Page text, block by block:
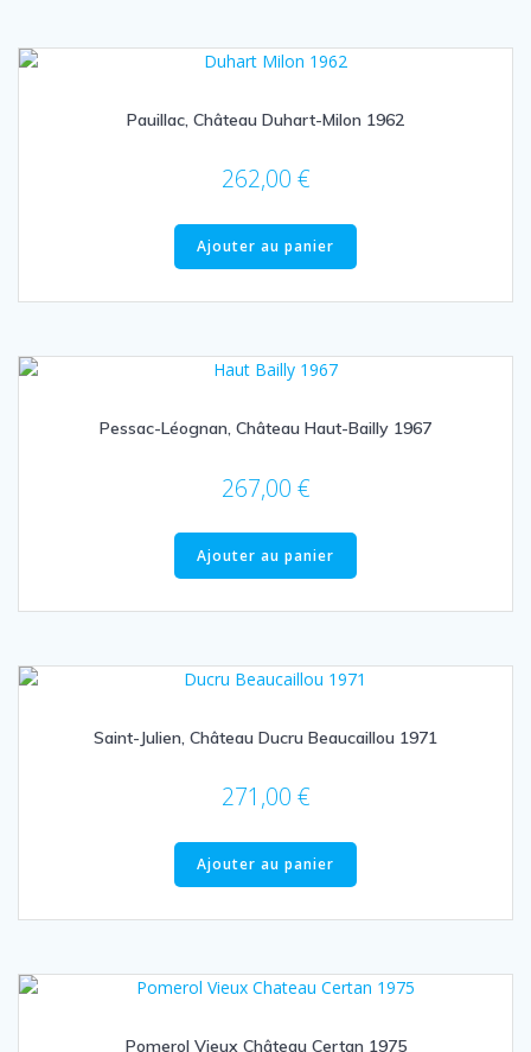
Pauillac, Château Duhart-Milon 1962
262,00 €
Ajouter au panier
Pessac-Léognan, Château Haut-Bailly 1967
267,00 €
Ajouter au panier
Saint-Julien, Château Ducru Beaucaillou 1971
271,00 €
Ajouter au panier
Pomerol Vieux Château Certan 1975